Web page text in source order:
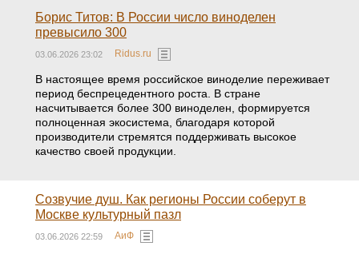
Борис Титов: В России число виноделен
превысило 300
03.06.2026 23:02 Ridus.ru
В настоящее время российское виноделие переживает
период беспрецедентного роста. В стране
насчитывается более 300 виноделен, формируется
полноценная экосистема, благодаря которой
производители стремятся поддерживать высокое
качество своей продукции.
Созвучие душ. Как регионы России соберут в
Москве культурный пазл
03.06.2026 22:59 АиФ